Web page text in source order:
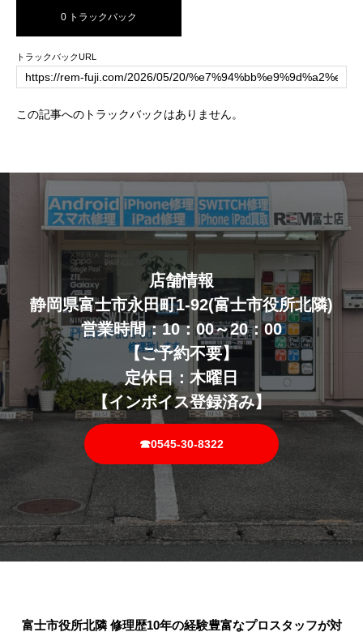
0 トラックバック
トラックバックURL
この記事へのトラックバックはありません。
店舗情報
静岡県富士市永田町1-92(富士市役所北隣)
営業時間：10：00～20：00
【ご予約不要】
定休日：木曜日
【インボイス登録済み】
☎0545-30-8322
富士市役所北隣 修理歴10年の経験豊富なプロスタッフが対